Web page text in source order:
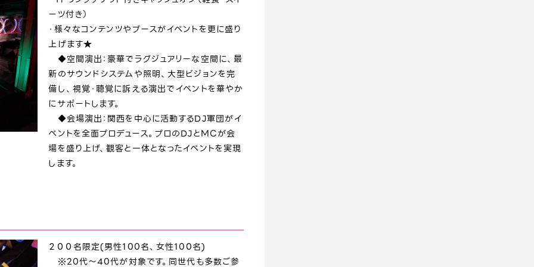
ーツ付き）
・様々なコンテンツやブースがイベントを更に盛り
上げます★
◆空間演出：豪華でラグジュアリーな空間に、最
新のサウンドシステムや照明、大型ビジョンを完
備し、視覚・聴覚に訴える演出でイベントを華やか
にサポートします。
◆会場演出：関西を中心に活動するDJ軍団がイ
ベントを全面プロデュース。プロのDJとMCが会
場を盛り上げ、観客と一体となったイベントを実現
します。
２００名限定(男性100名、女性100名)
※20代～40代が対象です。同世代も多数ご参